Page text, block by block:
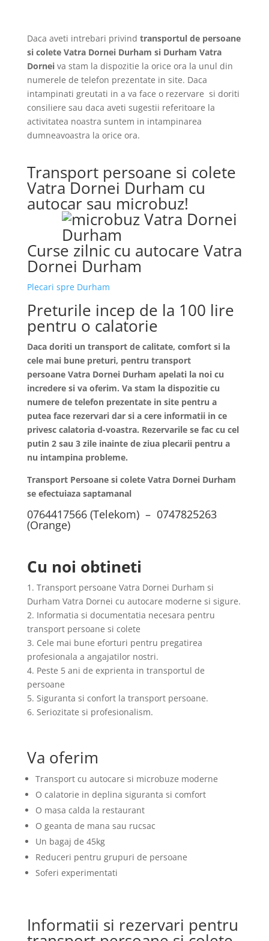
Daca aveti intrebari privind transportul de persoane
si colete Vatra Dornei Durham si Durham Vatra
Dornei va stam la dispozitie la orice ora la unul din
numerele de telefon prezentate in site. Daca
intampinati greutati in a va face o rezervare si doriti
consiliere sau daca aveti sugestii referitoare la
activitatea noastra suntem in intampinarea
dumneavoastra la orice ora.
Transport persoane si colete
Vatra Dornei Durham cu
autocar sau microbuz!
Curse zilnic cu autocare Vatra
Dornei Durham
Plecari spre Durham
Preturile incep de la 100 lire
pentru o calatorie
Daca doriti un transport de calitate, comfort si la
cele mai bune preturi, pentru transport
persoane Vatra Dornei Durham apelati la noi cu
incredere si va oferim. Va stam la dispozitie cu
numere de telefon prezentate in site pentru a
putea face rezervari dar si a cere informatii in ce
privesc calatoria d-voastra. Rezervarile se fac cu cel
putin 2 sau 3 zile inainte de ziua plecarii pentru a
nu intampina probleme.
Transport Persoane si colete Vatra Dornei Durham
se efectuiaza saptamanal
0764417566 (Telekom) – 0747825263
(Orange)
Cu noi obtineti
1. Transport persoane Vatra Dornei Durham si
Durham Vatra Dornei cu autocare moderne si sigure.
2. Informatia si documentatia necesara pentru
transport persoane si colete
3. Cele mai bune eforturi pentru pregatirea
profesionala a angajatilor nostri.
4. Peste 5 ani de exprienta in transportul de
persoane
5. Siguranta si confort la transport persoane.
6. Seriozitate si profesionalism.
Va oferim
Transport cu autocare si microbuze moderne
O calatorie in deplina siguranta si comfort
O masa calda la restaurant
O geanta de mana sau rucsac
Un bagaj de 45kg
Reduceri pentru grupuri de persoane
Soferi experimentati
Informatii si rezervari pentru